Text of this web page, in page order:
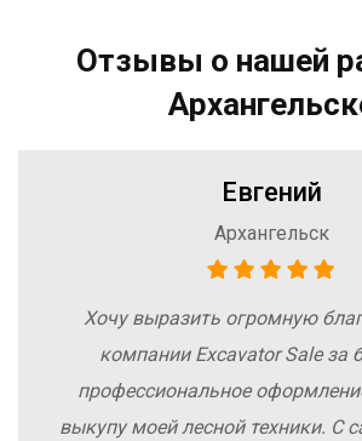
Отзывы о нашей
Евгений
Архангельск
Хочу выразить огромную
компании Excavator Sale за
профессиональное
выкупу моей лесной техники. С